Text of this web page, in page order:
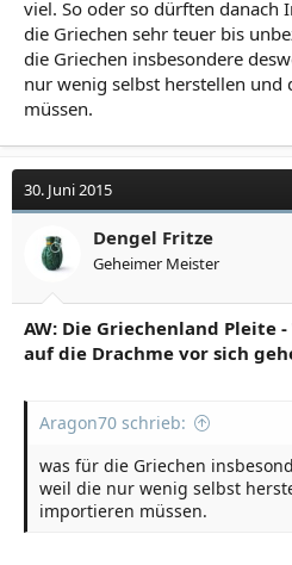
viel. So oder so dürften
die Griechen sehr teuer bis
die Griechen insbesondere
nur wenig selbst herstellen und
müssen.
30. Juni 2015
Dengel Fritze
Geheimer Meister
AW: Die Griechenland Pleite
auf die Drachme vor sich
Aragon70 schrieb:
was für die Griechen
weil die nur wenig selbst
importieren müssen.